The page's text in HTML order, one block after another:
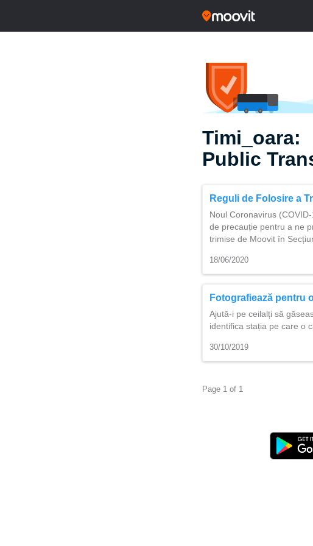
Timi_oara:
Public
Reguli de Folosire a
Noul Coronavirus
de precauție pentru a ne
trimise de Moovit în
18/06/2020
Fotografiează pentru
Ajută-i pe ceilalți să
identifica stația pe care o
30/10/2019
Page 1 of 1